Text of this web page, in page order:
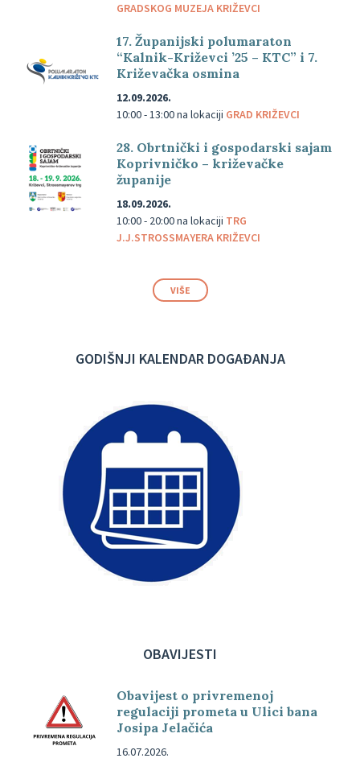
GRADSKOG MUZEJA KRIŽEVCI
17. Županijski polumaraton
“Kalnik-Križevci ’25 – KTC” i 7.
Križevačka osmina
12.09.2026.
10:00 - 13:00na lokaciji GRAD KRIŽEVCI
28. Obrtnički i gospodarski sajam
Koprivničko – križevačke
županije
18.09.2026.
10:00 - 20:00na lokaciji TRG
J.J.STROSSMAYERA KRIŽEVCI
VIŠE
GODIŠNJI KALENDAR DOGAĐANJA
OBAVIJESTI
Obavijest o privremenoj
regulaciji prometa u Ulici bana
Josipa Jelačića
16.07.2026.